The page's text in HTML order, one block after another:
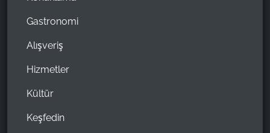
Gastronomi
Alışveriş
Hizmetler
Kültür
Keşfedin